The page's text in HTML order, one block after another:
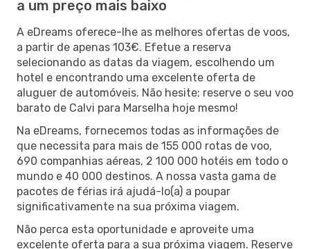
a um preço mais baixo
A eDreams oferece-lhe as melhores ofertas de voos,
a partir de apenas 103€. Efetue a reserva
selecionando as datas da viagem, escolhendo um
hotel e encontrando uma excelente oferta de
aluguer de automóveis. Não hesite: reserve o seu voo
barato de Calvi para Marselha hoje mesmo!
Na eDreams, fornecemos todas as informações de
que necessita para mais de 155 000 rotas de voo,
690 companhias aéreas, 2 100 000 hotéis em todo o
mundo e 40 000 destinos. A nossa vasta gama de
pacotes de férias irá ajudá-lo(a) a poupar
significativamente na sua próxima viagem.
Não perca esta oportunidade e aproveite uma
excelente oferta para a sua próxima viagem. Reserve